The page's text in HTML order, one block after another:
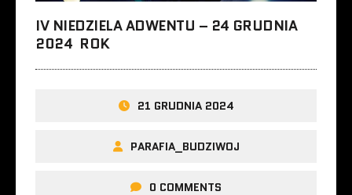
IV NIEDZIELA ADWENTU – 24 GRUDNIA
2024 ROK
21 GRUDNIA 2024
PARAFIA_BUDZIWOJ
0 COMMENTS